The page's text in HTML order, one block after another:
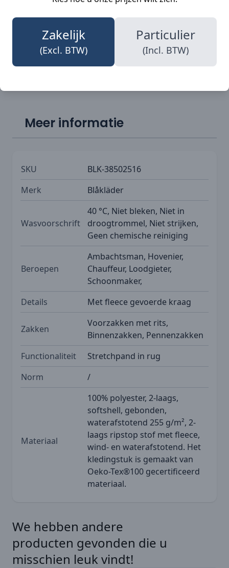
Zakelijk
(Excl. BTW)
Particulier
(Incl. BTW)
op 40 °C, niet te bleken, en het is niet
toegestaan om deze in de droogtrommel te
kijken naar de gerelateerde producten zoals
Blaklader 3851 Dames softshell bodywarmer
Meer informatie
SKU
BLK-38502516
Merk
Blåkläder
Wasvoorschrift
40 °C, Niet bleken, Niet in
droogtrommel, Niet strijken,
Geen chemische reiniging
Beroepen
Ambachtsman, Hovenier,
Chauffeur, Loodgieter,
Schoonmaker,
Details
Met fleece gevoerde kraag
Zakken
Voorzakken met rits,
Binnenzakken, Pennenzakken
Functionaliteit
Stretchpand in rug
Norm
/
Materiaal
100% polyester, 2-laags,
softshell, gebonden,
waterafstotend 255 g/m², 2-
laags ripstop stof met fleece,
wind- en waterafstotend. Het
kledingstuk is gemaakt van
Oeko-Tex®100 gecertificeerd
materiaal.
Druk hier om de carrousel over te slaan
We hebben andere
producten gevonden die u
misschien leuk vindt!